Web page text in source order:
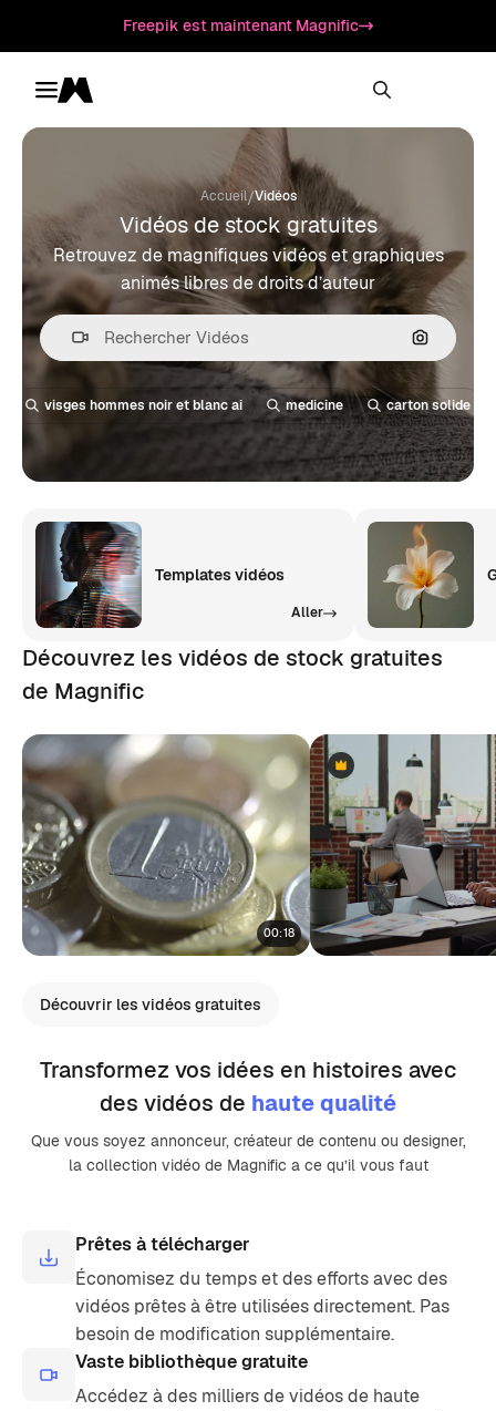
Freepik est maintenant Magnific
Toggle menu
Magnific
Accueil/Vidéos
Vidéos de stock gratuites
Retrouvez de magnifiques vidéos et graphiques
animés libres de droits d’auteur
visges hommes noir et blanc ai medicine carton solide
Templates vidéos
Aller
Découvrez les vidéos de stock gratuites
de Magnific
00:18
Premium
Premium
Découvrir les vidéos gratuites
Transformez vos idées en histoires avec
des vidéos de haute qualité
Que vous soyez annonceur, créateur de contenu ou designer,
la collection vidéo de Magnific a ce qu’il vous faut
Prêtes à télécharger
Économisez du temps et des efforts avec des
vidéos prêtes à être utilisées directement. Pas
besoin de modification supplémentaire.
Vaste bibliothèque gratuite
Accédez à des milliers de vidéos de haute